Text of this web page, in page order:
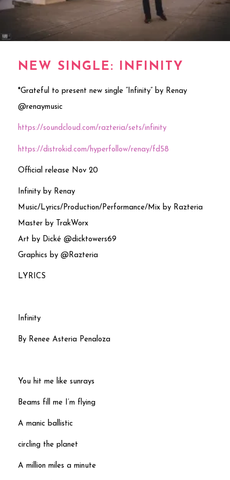
NEW SINGLE: INFINITY
*Grateful to present new single “Infinity” by Renay
@renaymusic
https://soundcloud.com/razteria/sets/infinity
https://distrokid.com/hyperfollow/renay/fd58
Official release Nov 20
Infinity by Renay
Music/Lyrics/Production/Performance/Mix by Razteria
Master by TrakWorx
Art by Dické @dicktowers69
Graphics by @Razteria
LYRICS
Infinity
By Renee Asteria Penaloza
You hit me like sunrays
Beams fill me I’m flying
A manic ballistic
circling the planet
A million miles a minute